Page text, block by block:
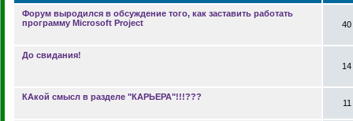
Форум выродился в обсуждение того, как заставить работать
программу Microsoft Project
40
До свидания!
14
КАкой смысл в разделе "КАРЬЕРА"!!!???
11